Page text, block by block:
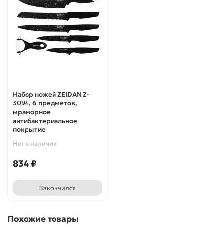
Набор ножей ZEIDAN Z-
3094, 6 предметов,
мраморное
антибактериальное
покрытие
Нет в наличии
834 ₽
Закончился
Похожие товары